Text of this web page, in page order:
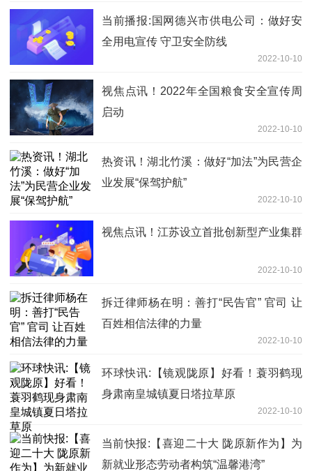
当前播报:国网德兴市供电公司：做好安
全用电宣传 守卫安全防线
2022-10-10
视焦点讯！2022年全国粮食安全宣传周
启动
2022-10-10
热资讯！湖北竹溪：做好“加法”为民营企
业发展“保驾护航”
2022-10-10
视焦点讯！江苏设立首批创新型产业集群
2022-10-10
拆迁律师杨在明：善打“民告官” 官司 让
百姓相信法律的力量
2022-10-10
环球快讯:【镜观陇原】好看！蓑羽鹤现
身肃南皇城镇夏日塔拉草原
2022-10-10
当前快报:【喜迎二十大 陇原新作为】为
新就业形态劳动者构筑“温馨港湾”